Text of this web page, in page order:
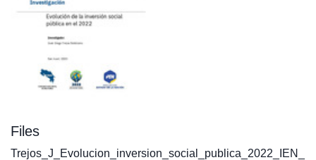
Files
Trejos_J_Evolucion_inversion_social_publica_2022_IEN_